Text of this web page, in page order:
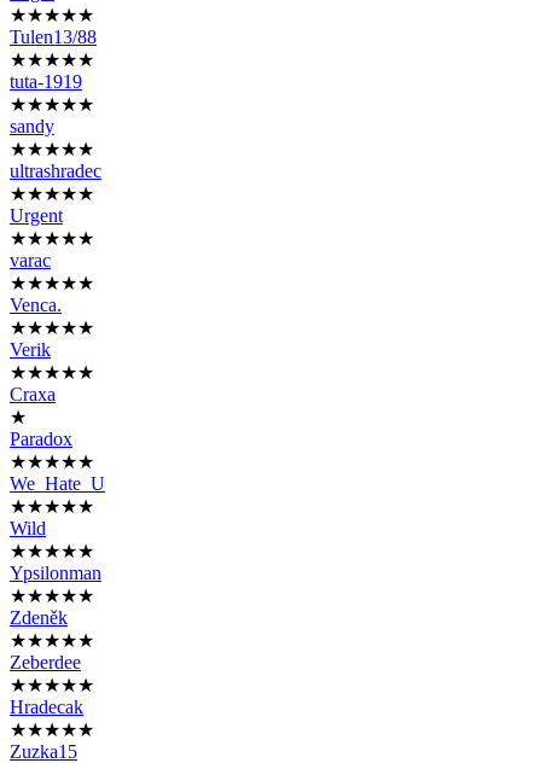
★★★★★
Tulen13/88
★★★★★
tuta-1919
★★★★★
sandy
★★★★★
ultrashradec
★★★★★
Urgent
★★★★★
varac
★★★★★
Venca.
★★★★★
Verik
★★★★★
Craxa
★
Paradox
★★★★★
We_Hate_U
★★★★★
Wild
★★★★★
Ypsilonman
★★★★★
Zdeněk
★★★★★
Zeberdee
★★★★★
Hradecak
★★★★★
Zuzka15